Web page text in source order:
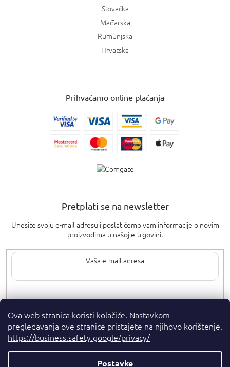
Ova web stranica koristi kolačiće. Nastavkom
pregledavanja ove stranice pristajete na njihovo korištenje.
https://business.safety.google/privacy/
Postavke
Slovačka
Mađarska
Rumunjska
Hrvatska
Prihvaćamo online plaćanja
Pretplati se na newsletter
Unesite svoju e-mail adresu i poslat ćemo vam informacije o novim
proizvodima u našoj e-trgovini.
Upisom svoje e-pošte pristajete nauvjete privatnosti.